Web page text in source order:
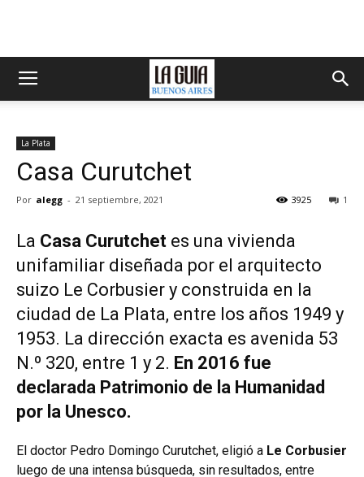
La Plata
Casa Curutchet
Por alegg - 21 septiembre, 2021 1
3925
La Casa Curutchet es una vivienda
unifamiliar diseñada por el arquitecto
suizo Le Corbusier y construida en la
ciudad de La Plata, entre los años 1949 y
1953. La dirección exacta es avenida 53
N.º 320, entre 1 y 2. En 2016 fue
declarada Patrimonio de la Humanidad
por la Unesco.
El doctor Pedro Domingo Curutchet, eligió a Le Corbusier
luego de una intensa búsqueda, sin resultados, entre